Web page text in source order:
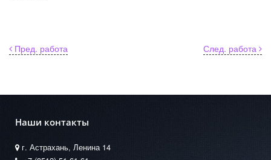
След. работа
Пред. работа
Наши контакты
г. Астрахань, Ленина 14